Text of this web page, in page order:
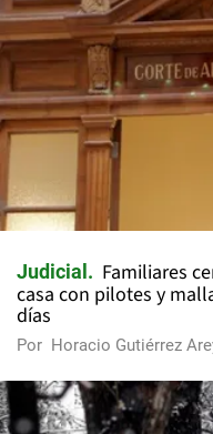
Judicial
Familiares
casa con pilotes y
días
Por Horacio Gutiérrez